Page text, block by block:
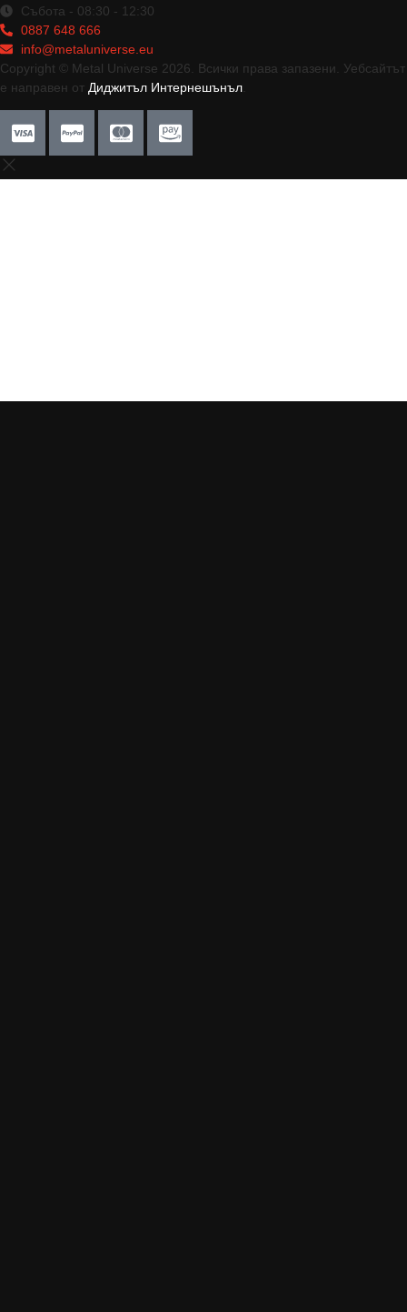
Събота - 08:30 - 12:30
0887 648 666
info@metaluniverse.eu
Copyright © Metal Universe 2026. Всички права запазени. Уебсайтът
е направен от Диджитъл Интернешънъл